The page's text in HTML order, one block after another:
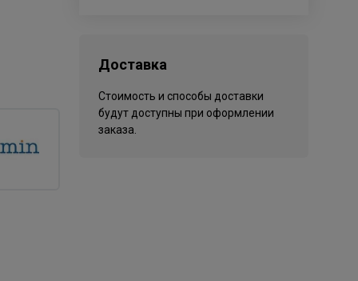
Доставка
Стоимость и способы доставки
будут доступны при оформлении
заказа.